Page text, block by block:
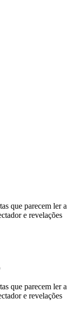
que parecem ler a
e revelações
que parecem ler a
e revelações